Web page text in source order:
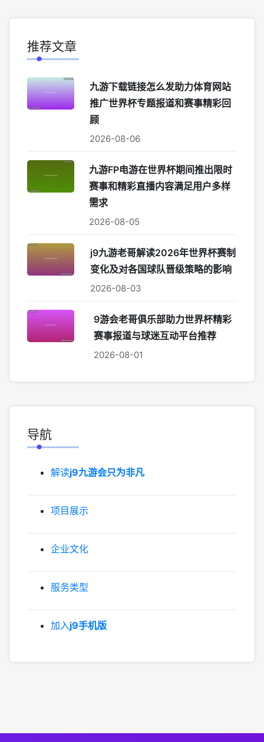
推荐文章
九游下载链接怎么发助力体育网站
推广世界杯专题报道和赛事精彩回
顾
2026-08-06
九游FP电游在世界杯期间推出限时
赛事和精彩直播内容满足用户多样
需求
2026-08-05
j9九游老哥解读2026年世界杯赛制
变化及对各国球队晋级策略的影响
2026-08-03
9游会老哥俱乐部助力世界杯精彩
赛事报道与球迷互动平台推荐
2026-08-01
导航
解读j9九游会只为非凡
项目展示
企业文化
服务类型
加入j9手机版